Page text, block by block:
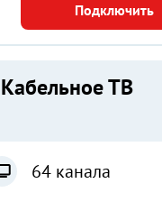
Подключить
Кабельное ТВ
64 канала